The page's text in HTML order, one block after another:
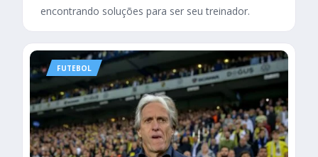
encontrando soluções para ser seu treinador.
FUTEBOL